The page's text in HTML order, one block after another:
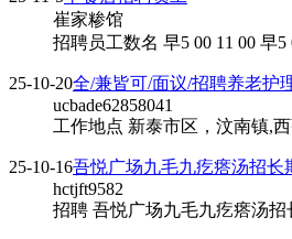
崔家糁馆
招聘员工数名 早5 00 11 00 早
25-10-20全/兼皆可/面议/招聘养老护
ucbade62858041
工作地点 新泰市区，汶南镇,
25-10-16吾悦广场九毛九疙瘩汤招长
hctjft9582
招聘 吾悦广场九毛九疙瘩汤招